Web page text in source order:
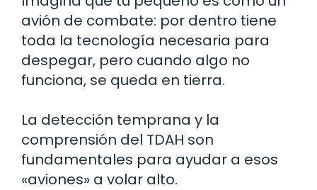
avión de combate: por dentro tiene
toda la tecnología necesaria para
despegar, pero cuando algo no
funciona, se queda en tierra.
La detección temprana y la
comprensión del TDAH son
fundamentales para ayudar a esos
«aviones» a volar alto.